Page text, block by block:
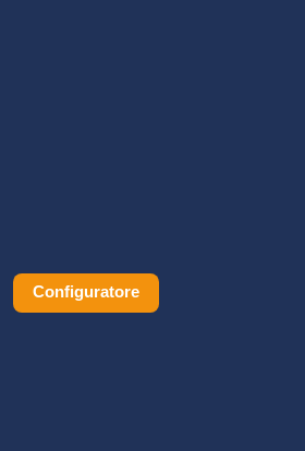
Configuratore